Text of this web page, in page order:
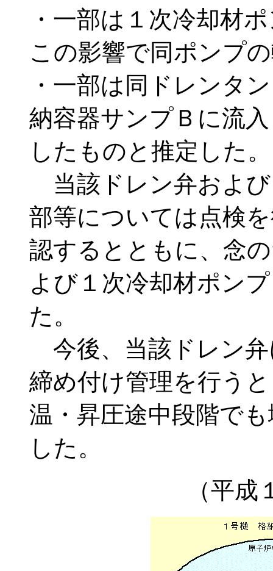
・一部は１次冷却材
この影響で同ポンプ
・一部は同ドレンタ
納容器サンプＢに流入
したものと推定した。
当該ドレン弁およ
部等については点検
認するとともに、念
よび１次冷却材ポン
た。
今後、当該ドレン
締め付け管理を行う
温・昇圧途中段階で
した。
（平